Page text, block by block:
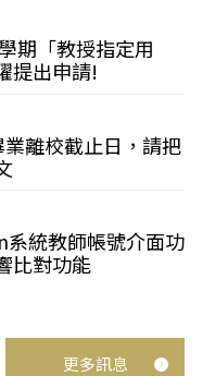
期「教授指定用
提出申請!
離校截止日，請把
統教師帳號介面功
比對功能
更多訊息